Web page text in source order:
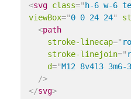
<svg class=" h-6 w-6
viewBox="0 0 24 24"
<path
stroke-linecap="
stroke-linejoin="
d="M12 8v4l3
/>
</svg>